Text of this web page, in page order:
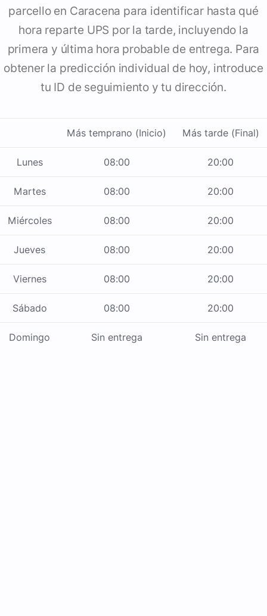
parcello en Caracena para identificar hasta qué
hora reparte UPS por la tarde, incluyendo la
primera y última hora probable de entrega. Para
obtener la predicción individual de hoy, introduce
tu ID de seguimiento y tu dirección.
Más temprano (Inicio) Más tarde (Final)
Lunes 08:00 20:00
Martes 08:00 20:00
Miércoles 08:00 20:00
Jueves 08:00 20:00
Viernes 08:00 20:00
Sábado 08:00 20:00
Domingo Sin entrega Sin entrega